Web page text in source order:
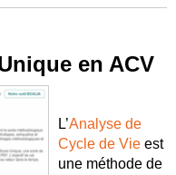
en ACV
L’Analyse de
Cycle de Vie est
une méthode de